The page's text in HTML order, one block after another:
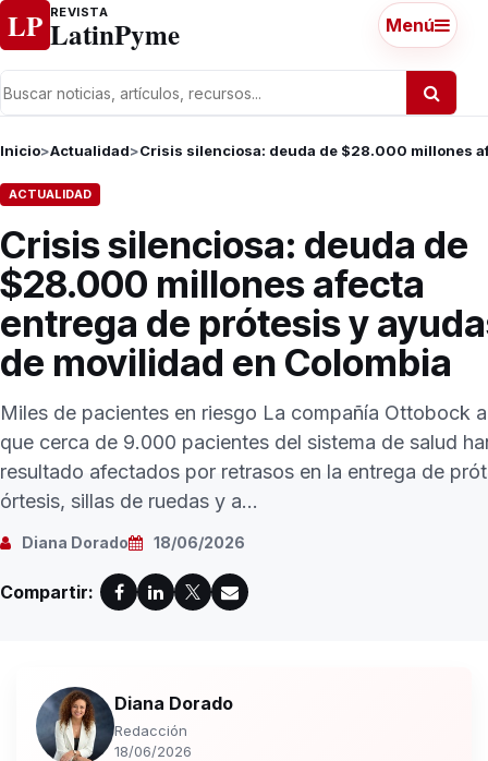
Ir al contenido
LP REVISTA
LatinPyme Menú
Inicio>Actualidad>Crisis silenciosa: deuda de $28.000 millones
ACTUALIDAD
Crisis silenciosa: deuda de
$28.000 millones afecta
entrega de prótesis y
de movilidad en Colombia
Miles de pacientes en riesgo La compañía Ottobock
que cerca de 9.000 pacientes del sistema de salud
resultado afectados por retrasos en la entrega de
órtesis, sillas de ruedas y a...
Diana Dorado 18/06/2026
Compartir:
Diana Dorado
Redacción
18/06/2026